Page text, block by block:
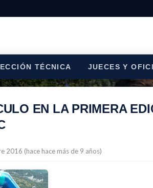
TÉCNICA JUECES Y
EN LA PRIMERA
2016 (hace hace más de 9 años)